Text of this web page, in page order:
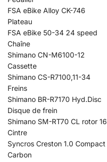
FSA eBike Alloy CK-746
Plateau
FSA eBike 50-34 24 speed
Chaîne
Shimano CN-M6100-12
Cassette
Shimano CS-R7100,11-34
Freins
Shimano BR-R7170 Hyd.Disc
Disque de frein
Shimano SM-RT70 CL rotor
Cintre
Syncros Creston 1.0 Compact
Carbon